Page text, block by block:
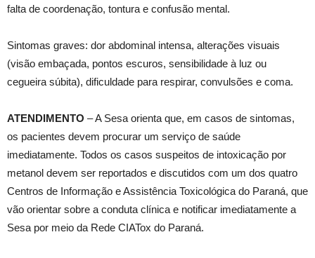
falta de coordenação, tontura e confusão mental.
Sintomas graves: dor abdominal intensa, alterações visuais
(visão embaçada, pontos escuros, sensibilidade à luz ou
cegueira súbita), dificuldade para respirar, convulsões e coma.
ATENDIMENTO – A Sesa orienta que, em casos de sintomas,
os pacientes devem procurar um serviço de saúde
imediatamente. Todos os casos suspeitos de intoxicação por
metanol devem ser reportados e discutidos com um dos quatro
Centros de Informação e Assistência Toxicológica do Paraná, que
vão orientar sobre a conduta clínica e notificar imediatamente a
Sesa por meio da Rede CIATox do Paraná.